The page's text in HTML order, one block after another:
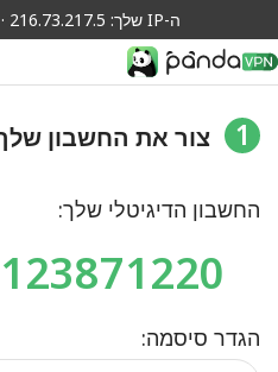
ה-IP שלך: 216.73.217.5 · הסטטוס שלך:
1 צור את החשבון
החשבון הדיגיטלי שלך:
123871220
הגדר סיסמה: